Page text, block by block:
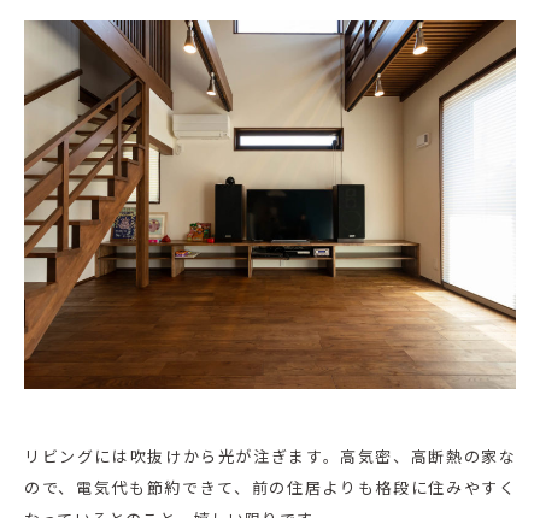
リビングには吹抜けから光が注ぎます。高気密、高断熱の家な
ので、電気代も節約できて、前の住居よりも格段に住みやすく